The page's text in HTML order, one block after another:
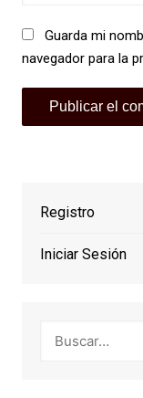
Guarda mi
navegador para la
Registro
Iniciar Sesión